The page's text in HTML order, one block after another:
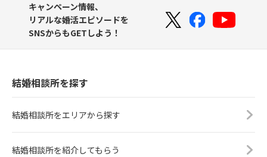
キャンペーン情報、
リアルな婚活エピソードを
SNSからもGETしよう！
結婚相談所を探す
結婚相談所をエリアから探す
結婚相談所を紹介してもらう